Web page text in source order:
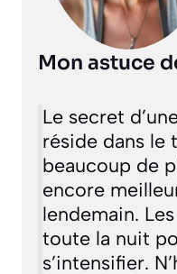
Mon astuce
Le secret
réside dans le
beaucoup de
encore
lendemain.
toute la nuit
s’intensifier.